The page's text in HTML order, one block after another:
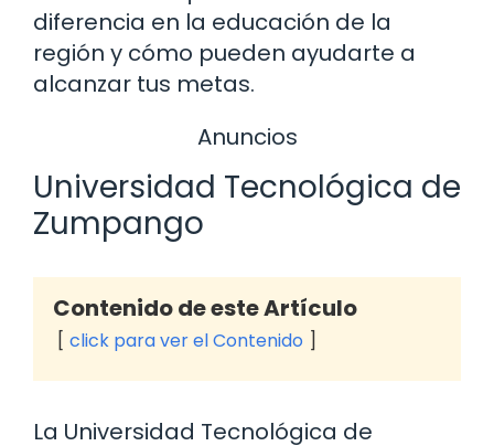
diferencia en la educación de la
región y cómo pueden ayudarte a
alcanzar tus metas.
Anuncios
Universidad Tecnológica de
Zumpango
Contenido de este Artículo
click para ver el Contenido
La Universidad Tecnológica de